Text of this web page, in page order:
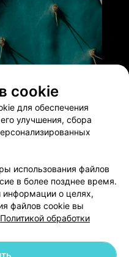
cookie
для обеспечения
улучшения, сбора
использования файлов
в более позднее время.
информации о целях,
файлов cookie вы
Политикой обработки